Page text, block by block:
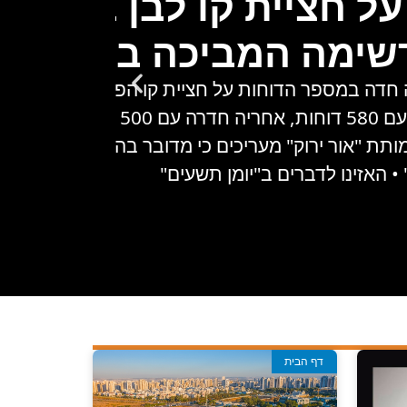
המביכה בשרון?
נרשמה עלייה חדה במספר הדוחות על חציית קו הפרדה רצוף
• בעמותת "אור ירוק" מעריכים כי מדובר בהגברת
האזינו לדברים ב"יומן תשעים"
דף הבית